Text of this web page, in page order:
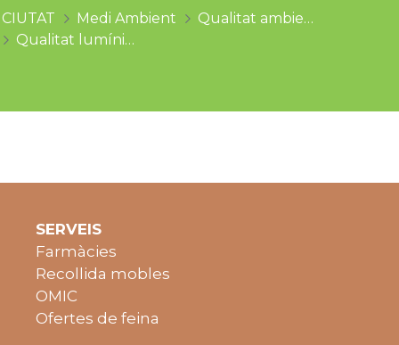
CIUTAT Medi Ambient
Qualitat ambiental
Qualitat lumínica
SERVEIS
Farmàcies
Recollida mobles
OMIC
Ofertes de feina